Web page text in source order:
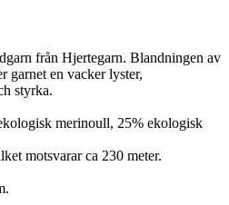
från Hjertegarn. Blandningen av
garnet en vacker lyster,
styrka.
merinoull, 25% ekologisk
motsvarar ca 230 meter.